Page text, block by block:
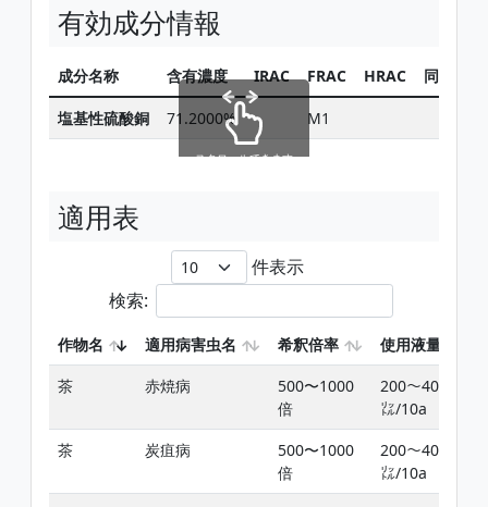
有効成分情報
成分名称 含有濃度 IRAC FRAC HRAC 同じ有
塩基性硫酸銅 71.2000% M1
スクロールできます
適用表
件表示
検索:
作物名 適用病害虫名 希釈倍率 使用液量
茶
赤焼病
500〜1000
倍
200〜400
㍑/10a
茶
炭疽病
500〜1000
倍
200〜400
㍑/10a